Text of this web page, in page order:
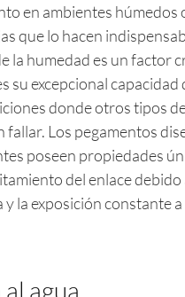
en ambientes húmedos
que lo hacen
la humedad es un factor
su excepcional capacidad
donde otros tipos
fallar. Los pegamentos
poseen propiedades
del enlace debido
la exposición constante a
agua